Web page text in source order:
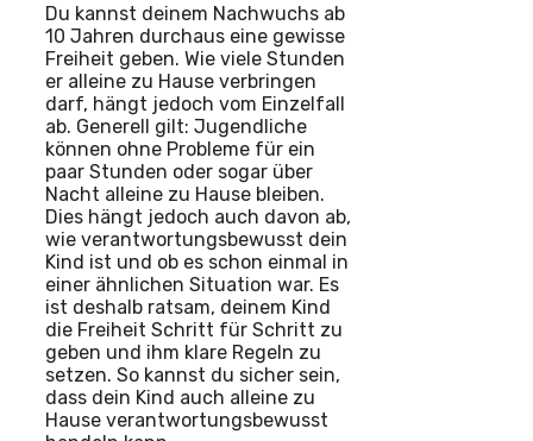
Du kannst deinem Nachwuchs ab
10 Jahren durchaus eine gewisse
Freiheit geben. Wie viele Stunden
er alleine zu Hause verbringen
darf, hängt jedoch vom Einzelfall
ab. Generell gilt: Jugendliche
können ohne Probleme für ein
paar Stunden oder sogar über
Nacht alleine zu Hause bleiben.
Dies hängt jedoch auch davon ab,
wie verantwortungsbewusst dein
Kind ist und ob es schon einmal in
einer ähnlichen Situation war. Es
ist deshalb ratsam, deinem Kind
die Freiheit Schritt für Schritt zu
geben und ihm klare Regeln zu
setzen. So kannst du sicher sein,
dass dein Kind auch alleine zu
Hause verantwortungsbewusst